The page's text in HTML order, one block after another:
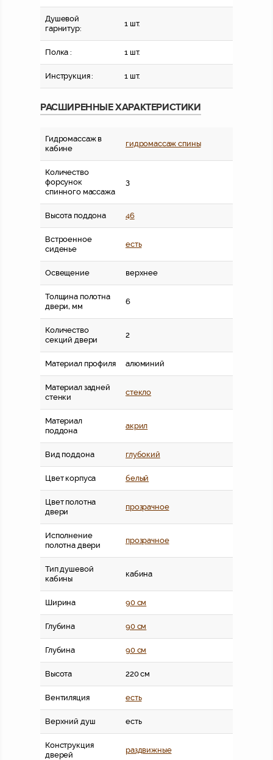
Душевой
гарнитур:
1 шт.
Полка : 1 шт.
Инструкция : 1 шт.
РАСШИРЕННЫЕ ХАРАКТЕРИСТИКИ
Гидромассаж в
кабине
гидромассаж спины
Количество
форсунок
спинного массажа
3
Высота поддона 46
Встроенное
сиденье
есть
Освещение верхнее
Толщина полотна
двери, мм
6
Количество
секций двери
2
Материал профиля алюминий
Материал задней
стенки
стекло
Материал
поддона
акрил
Вид поддона глубокий
Цвет корпуса белый
Цвет полотна
двери
прозрачное
Исполнение
полотна двери
прозрачное
Тип душевой
кабины
кабина
Ширина 90 см
Глубина 90 см
Глубина 90 см
Высота 220 см
Вентиляция есть
Верхний душ есть
Конструкция
дверей
раздвижные